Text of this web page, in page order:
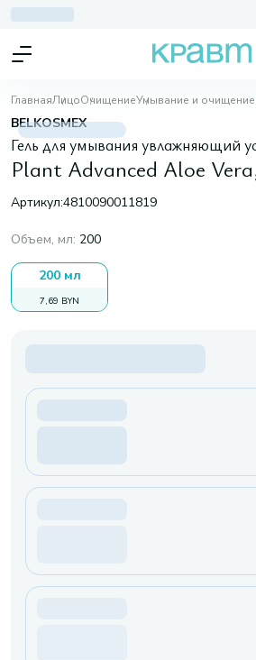
ГлавнаяЛицоОчищениеУмывание и очищение
BELKOSMEX
Гель для умывания увлажняющий
Plant Advanced Aloe
Артикул:4810090011819
Объем, мл: 200
200 мл
7,69 BYN